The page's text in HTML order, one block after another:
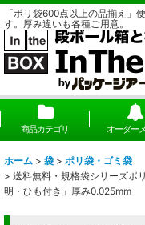
「ポリ袋600点以上の品揃え」
す。厚み違いも各種ご用意。
商品カテゴリ オーダー
ホーム > 袋 > ポリ袋・ゴミ袋
> 送料無料・規格袋シリーズポ
明・ひも付き」厚み0.025mm